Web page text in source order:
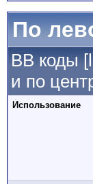
По
BB коды
и по
Использование